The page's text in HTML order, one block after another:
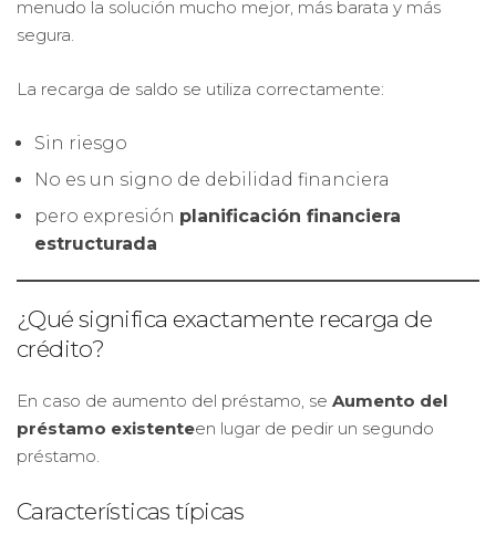
menudo la solución mucho mejor, más barata y más
segura.
La recarga de saldo se utiliza correctamente:
Sin riesgo
No es un signo de debilidad financiera
pero expresión planificación financiera
estructurada
¿Qué significa exactamente recarga de
crédito?
En caso de aumento del préstamo, se Aumento del
préstamo existenteen lugar de pedir un segundo
préstamo.
Características típicas